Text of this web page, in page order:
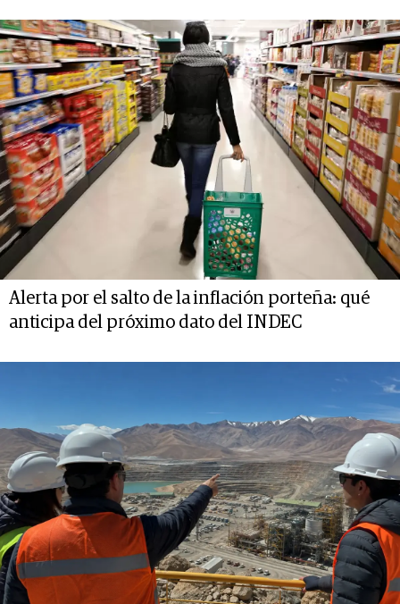
Alerta por el salto de la inflación porteña: qué
anticipa del próximo dato del INDEC